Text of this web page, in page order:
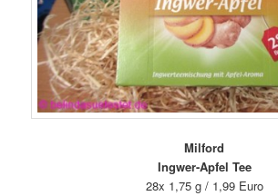
Milford
Ingwer-Apfel Tee
28x 1,75 g / 1,99 Euro